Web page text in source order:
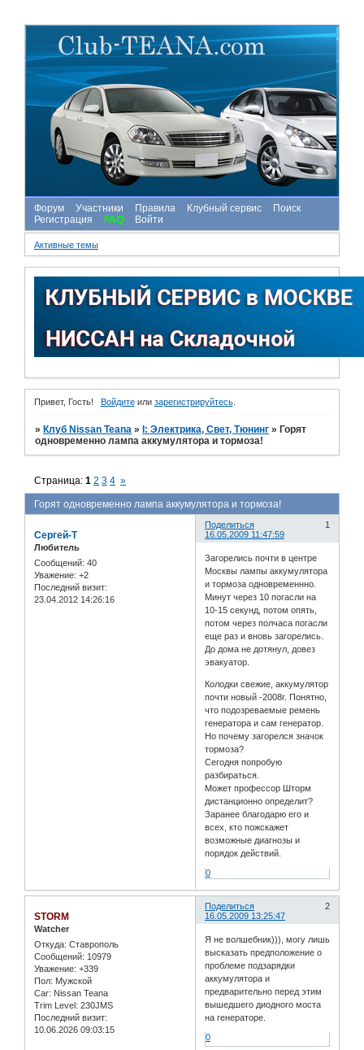
Форум Участники Правила Клубный сервис
Поиск
Регистрация
FAQ Войти
Активные темы
Привет, Гость! Войдитеили зарегистрируйтесь.
» Клуб Nissan Teana » I: Электрика, Свет, Тюнинг » Горят
одновременно лампа аккумулятора и тормоза!
Горят одновременно лампа аккумулятора и тормоза!
Страница:1 2 3 4 »
Поделиться
1
16.05.2009 11:47:59
Сергей-Т
Любитель
Сообщений: 40
Уважение: +2
Последний визит:
23.04.2012 14:26:16
Загорелись почти в центре
Москвы лампы аккумулятора
и тормоза одновременнно.
Минут через 10 погасли на
10-15 секунд, потом опять,
потом через полчаса погасли
еще раз и вновь загорелись.
До дома не дотянул, довез
эвакуатор.
Колодки свежие, аккумулятор
почти новый -2008г. Понятно,
что подозреваемые ремень
генератора и сам генератор.
Но почему загорелся значок
тормоза?
Сегодня попробую
разбираться.
Может профессор Шторм
дистанционно определит?
Заранее благодарю его и
всех, кто пожскажет
возможные диагнозы и
порядок действий.
0
Поделиться
2
16.05.2009 13:25:47
STORM
Watcher
Откуда: Ставрополь
Сообщений: 10979
Уважение: +339
Пол: Мужской
Car: Nissan Teana
Trim Level: 230JMS
Последний визит:
10.06.2026 09:03:15
Я не волшебник))), могу лишь
высказать предположение о
проблеме подзарядки
аккумулятора и
предварительно перед этим
вышедшего диодного моста
на генераторе.
0